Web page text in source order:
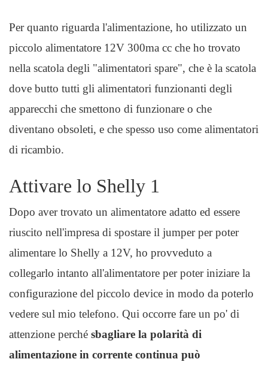
Per quanto riguarda l'alimentazione, ho utilizzato un
piccolo alimentatore 12V 300ma cc che ho trovato
nella scatola degli "alimentatori spare", che è la scatola
dove butto tutti gli alimentatori funzionanti degli
apparecchi che smettono di funzionare o che
diventano obsoleti, e che spesso uso come alimentatori
di ricambio.
Attivare lo Shelly 1
Dopo aver trovato un alimentatore adatto ed essere
riuscito nell'impresa di spostare il jumper per poter
alimentare lo Shelly a 12V, ho provveduto a
collegarlo intanto all'alimentatore per poter iniziare la
configurazione del piccolo device in modo da poterlo
vedere sul mio telefono. Qui occorre fare un po' di
attenzione perché sbagliare la polarità di
alimentazione in corrente continua può